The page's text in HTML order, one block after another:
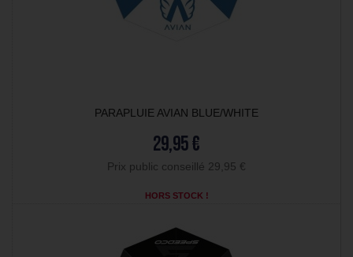
PARAPLUIE AVIAN BLUE/WHITE
29,95 €
Prix public conseillé 29,95 €
HORS STOCK !